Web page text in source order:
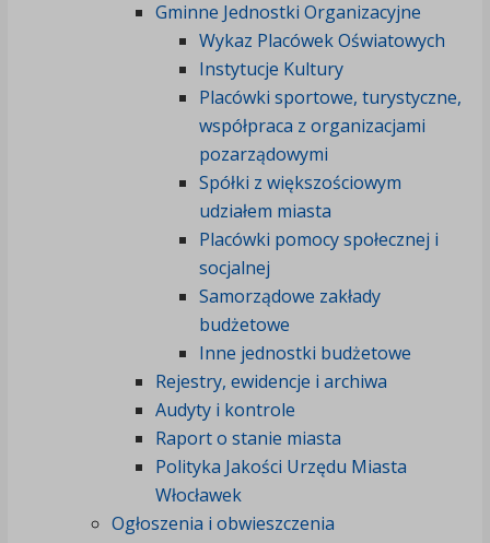
Gminne Jednostki Organizacyjne
Wykaz Placówek Oświatowych
Instytucje Kultury
Placówki sportowe, turystyczne,
współpraca z organizacjami
pozarządowymi
Spółki z większościowym
udziałem miasta
Placówki pomocy społecznej i
socjalnej
Samorządowe zakłady
budżetowe
Inne jednostki budżetowe
Rejestry, ewidencje i archiwa
Audyty i kontrole
Raport o stanie miasta
Polityka Jakości Urzędu Miasta
Włocławek
Ogłoszenia i obwieszczenia